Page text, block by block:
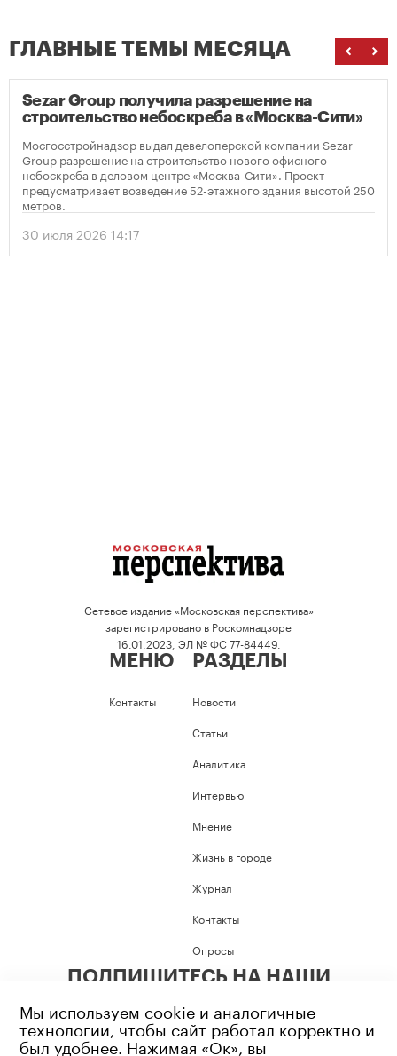
ГЛАВНЫЕ ТЕМЫ МЕСЯЦА
Sezar Group получила разрешение на
строительство небоскреба в «Москва-Сити»
Мосгосстройнадзор выдал девелоперской компании Sezar
Group разрешение на строительство нового офисного
небоскреба в деловом центре «Москва-Сити». Проект
предусматривает возведение 52-этажного здания высотой 250
метров.
30 июля 2026 14:17
Сетевое издание «Московская перспектива»
зарегистрировано в Роскомнадзоре
16.01.2023, ЭЛ № ФС 77-84449.
МЕНЮ
Контакты
РАЗДЕЛЫ
Новости
Статьи
Аналитика
Интервью
Мнение
Жизнь в городе
Журнал
Контакты
Опросы
ПОДПИШИТЕСЬ НА НАШИ
Мы используем cookie и аналогичные
технологии, чтобы сайт работал корректно и
был удобнее. Нажимая «Ок», вы